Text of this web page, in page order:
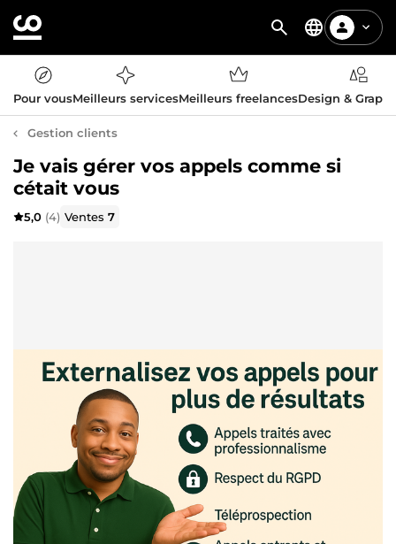
Pour vousMeilleurs servicesMeilleurs freelancesDesign &
Gestion clients
Je vais gérer vos appels comme si
cétait vous
5,0 (4) Ventes7